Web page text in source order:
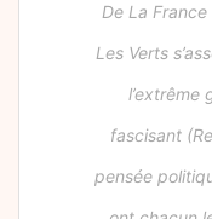
De La
Les Verts
l’extrême
fascisant
pensée